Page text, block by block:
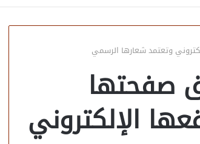
وتعتمد شعارها الرسمي
صفحتها
الإلكتروني